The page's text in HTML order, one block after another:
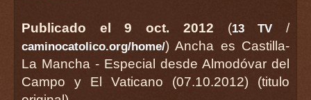
Publicado el 9 oct. 2012 (13 TV /
caminocatolico.org/home/) Ancha es Castilla-
La Mancha - Especial desde Almodóvar del
Campo y El Vaticano (07.10.2012) (titulo